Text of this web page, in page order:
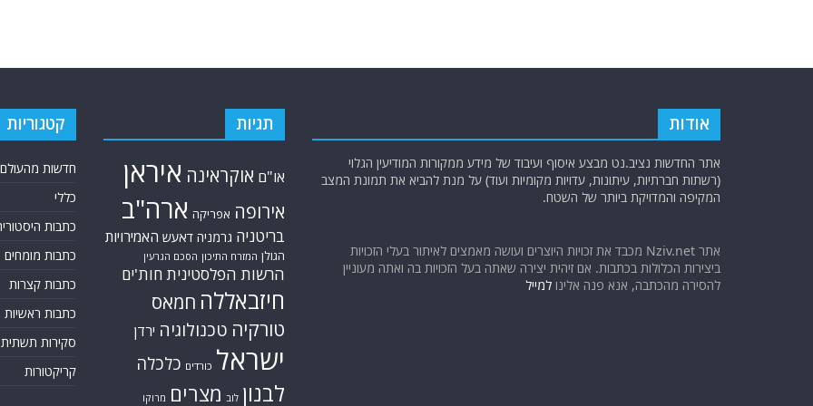
אודות
אתר החדשות נציב.נט מבצע איסוף ועיבוד של מידע ממקורות המודיעין הגלוי
(רשתות חברתיות, עיתונות, עדויות מקומיות ועוד) על מנת להביא את תמונת המצב
המקיפה והמדויקת ביותר של השטח.
אתר Nziv.net מכבד את זכויות היוצרים ועושה מאמצים לאיתור בעלי הזכויות
ביצירות הכלולות בכתבות. אם זיהית יצירה שאתה בעל הזכויות בה ואתה מעוניין
להסירה מהכתבה, אנא פנה אלינו למייל
תגיות
או"ם אוקראינה איראן
אירופה אפריקה ארה"ב
בריטניה גרמניה דאעש האמירויות
הגולן המזרח התיכון הסכם הגרעין
הרשות הפלסטינית חות'ים
חיזבאללה חמאס
טורקיה טכנולוגיה ירדן
ישראל כורדים כלכלה
לבנון לוב מצרים מרוקו
קטגוריות
חדשות מהעולם
כללי
כתבות
כתבות מומחים
כתבות קצרות
כתבות ראשיות
סקירות תשתית
קריקטורות